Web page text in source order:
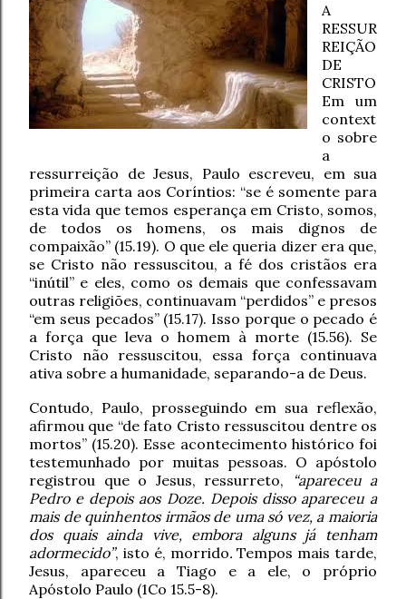
A
RESSUR
REIÇÃO
DE
CRISTO
Em um
context
o sobre
a
ressurreição de Jesus, Paulo escreveu, em sua
primeira carta aos Coríntios: “se é somente para
esta vida que temos esperança em Cristo, somos,
de todos os homens, os mais dignos de
compaixão” (15.19). O que ele queria dizer era que,
se Cristo não ressuscitou, a fé dos cristãos era
“inútil” e eles, como os demais que confessavam
outras religiões, continuavam “perdidos” e presos
“em seus pecados” (15.17). Isso porque o pecado é
a força que leva o homem à morte (15.56). Se
Cristo não ressuscitou, essa força continuava
ativa sobre a humanidade, separando-a de Deus.
Contudo, Paulo, prosseguindo em sua reflexão,
afirmou que “de fato Cristo ressuscitou dentre os
mortos” (15.20). Esse acontecimento histórico foi
testemunhado por muitas pessoas. O apóstolo
registrou que o Jesus, ressurreto,
“apareceu a
Pedro e depois aos Doze. Depois disso apareceu a
mais de quinhentos irmãos de uma só vez, a maioria
dos quais ainda vive, embora alguns já tenham
adormecido”, isto é, morrido. Tempos mais tarde,
Jesus, apareceu a Tiago e a ele, o próprio
Apóstolo Paulo (1Co 15.5-8).